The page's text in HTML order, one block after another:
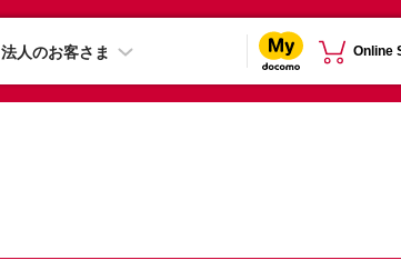
法人のお客さま Online